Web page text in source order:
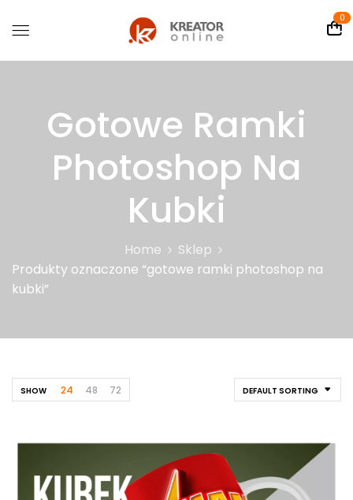
0
Gotowe Ramki
Photoshop Na
Kubki
Home
Sklep
Produkty oznaczone “gotowe ramki photoshop na
kubki”
DEFAULT SORTING
SHOW 24 48 72